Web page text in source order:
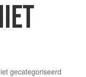
gecategoriseerd